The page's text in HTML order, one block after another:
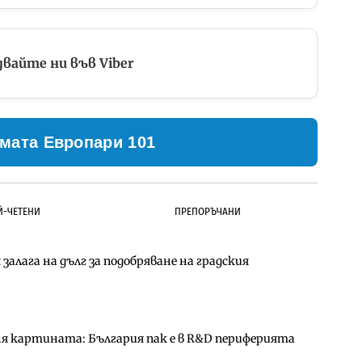
ни във Viber
Европари 101
ЧЕТЕНИ ПРЕПОРЪЧАНИ
на дълг за подобряване на градския
картината: България пак е в R&D периферията
за преместването на трамвайното
Петрохан ще върви паралелно с екологичните
Петрохан ще върви паралелно с екологичните
придобиване на Euroapi Italy